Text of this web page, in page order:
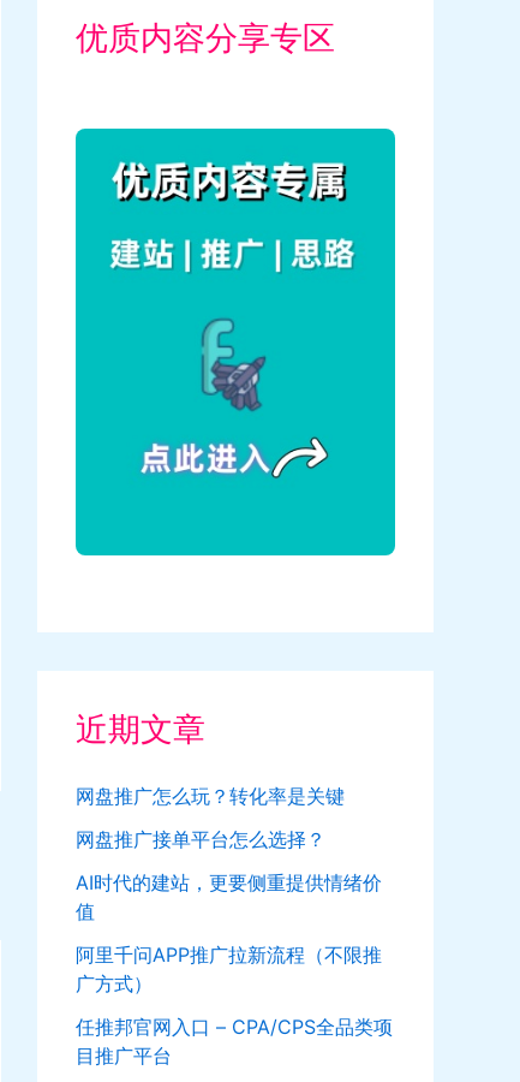
优质内容分享专区
近期文章
网盘推广怎么玩？转化率是关键
网盘推广接单平台怎么选择？
AI时代的建站，更要侧重提供情绪价
值
阿里千问APP推广拉新流程（不限推
广方式）
任推邦官网入口 – CPA/CPS全品类项
目推广平台